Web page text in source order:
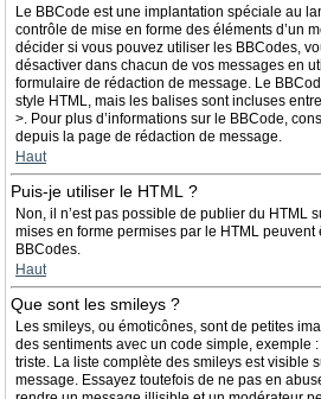
Le BBCode est une implantation spéciale au
contrôle de mise en forme des éléments d’un
décider si vous pouvez utiliser les BBCodes,
désactiver dans chacun de vos messages en
formulaire de rédaction de message. Le
style HTML, mais les balises sont incluses
>. Pour plus d’informations sur le BBCode,
depuis la page de rédaction de message.
Haut
Puis-je utiliser le HTML ?
Non, il n’est pas possible de publier du HTML
mises en forme permises par le HTML
BBCodes.
Haut
Que sont les smileys ?
Les smileys, ou émoticônes, sont de petites
des sentiments avec un code simple, exemple
triste. La liste complète des smileys est visible
message. Essayez toutefois de ne pas en